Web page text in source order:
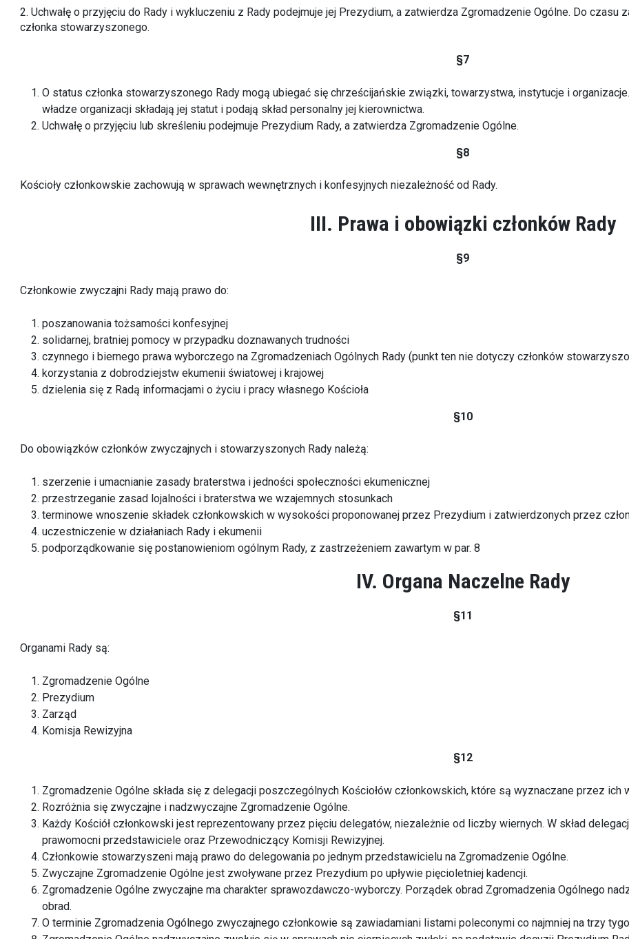
2. Uchwałę o przyjęciu do Rady i wykluczeniu z Rady podejmuje jej Prezydium, a zatwierdza Zgromadzenie Ogólne. Do czasu
członka stowarzyszonego.
§7
O status członka stowarzyszonego Rady mogą ubiegać się chrześcijańskie związki, towarzystwa, instytucje i
władze organizacji składają jej statut i podają skład personalny jej kierownictwa.
Uchwałę o przyjęciu lub skreśleniu podejmuje Prezydium Rady, a zatwierdza Zgromadzenie Ogólne.
§8
Kościoły członkowskie zachowują w sprawach wewnętrznych i konfesyjnych niezależność od Rady.
III. Prawa i obowiązki członków Rady
§9
Członkowie zwyczajni Rady mają prawo do:
poszanowania tożsamości konfesyjnej
solidarnej, bratniej pomocy w przypadku doznawanych trudności
czynnego i biernego prawa wyborczego na Zgromadzeniach Ogólnych Rady (punkt ten nie dotyczy członków
korzystania z dobrodziejstw ekumenii światowej i krajowej
dzielenia się z Radą informacjami o życiu i pracy własnego Kościoła
§10
Do obowiązków członków zwyczajnych i stowarzyszonych Rady należą:
szerzenie i umacnianie zasady braterstwa i jedności społeczności ekumenicznej
przestrzeganie zasad lojalności i braterstwa we wzajemnych stosunkach
terminowe wnoszenie składek członkowskich w wysokości proponowanej przez Prezydium i zatwierdzonych przez
uczestniczenie w działaniach Rady i ekumenii
podporządkowanie się postanowieniom ogólnym Rady, z zastrzeżeniem zawartym w par. 8
IV. Organa Naczelne Rady
§11
Organami Rady są:
Zgromadzenie Ogólne
Prezydium
Zarząd
Komisja Rewizyjna
§12
Zgromadzenie Ogólne składa się z delegacji poszczególnych Kościołów członkowskich, które są wyznaczane przez ich
Rozróżnia się zwyczajne i nadzwyczajne Zgromadzenie Ogólne.
Każdy Kościół członkowski jest reprezentowany przez pięciu delegatów, niezależnie od liczby wiernych. W skład
prawomocni przedstawiciele oraz Przewodniczący Komisji Rewizyjnej.
Członkowie stowarzyszeni mają prawo do delegowania po jednym przedstawicielu na Zgromadzenie Ogólne.
Zwyczajne Zgromadzenie Ogólne jest zwoływane przez Prezydium po upływie pięcioletniej kadencji.
Zgromadzenie Ogólne zwyczajne ma charakter sprawozdawczo-wyborczy. Porządek obrad Zgromadzenia Ogólnego
obrad.
O terminie Zgromadzenia Ogólnego zwyczajnego członkowie są zawiadamiani listami poleconymi co najmniej na trzy